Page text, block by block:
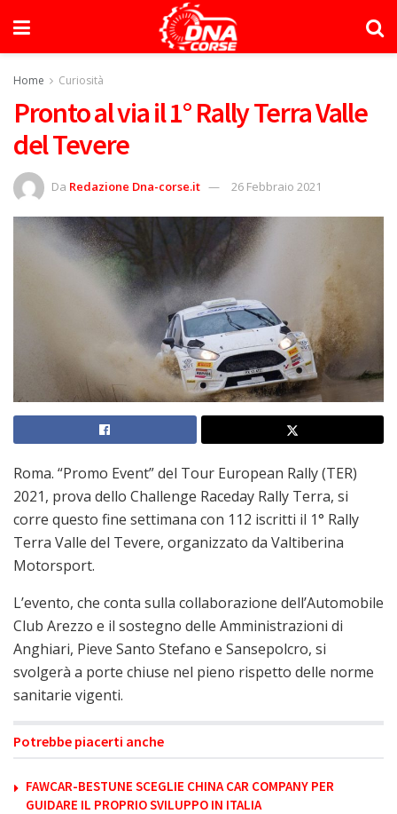
Home Curiosità
Pronto al via il 1° Rally Terra Valle
del Tevere
Da Redazione Dna-corse.it 26 Febbraio 2021
Roma. “Promo Event” del Tour European Rally (TER)
2021, prova dello Challenge Raceday Rally Terra, si
corre questo fine settimana con 112 iscritti il 1° Rally
Terra Valle del Tevere, organizzato da Valtiberina
Motorsport.
L’evento, che conta sulla collaborazione dell’Automobile
Club Arezzo e il sostegno delle Amministrazioni di
Anghiari, Pieve Santo Stefano e Sansepolcro, si
svolgerà a porte chiuse nel pieno rispetto delle norme
sanitarie vigenti.
Potrebbe piacerti anche
FAWCAR-BESTUNE SCEGLIE CHINA CAR COMPANY PER
GUIDARE IL PROPRIO SVILUPPO IN ITALIA